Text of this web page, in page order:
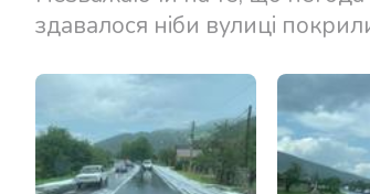
здавалося ніби вулиці